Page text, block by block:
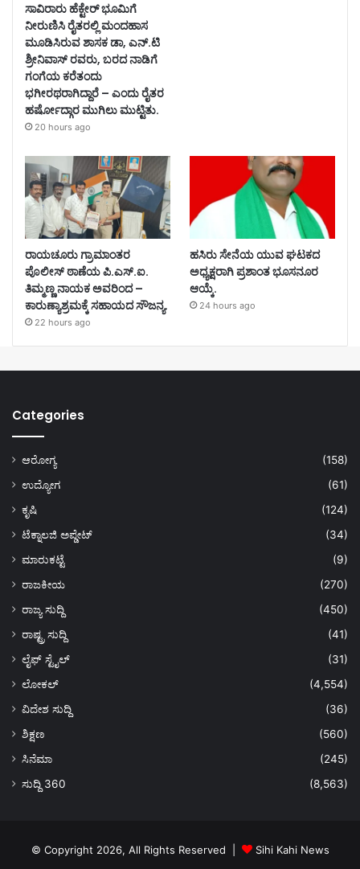
ಸಾವಿರಾರು ಹೆಕ್ಟೇರ್ ಭೂಮಿಗೆ
ನೀರುಣಿಸಿ ರೈತರಲ್ಲಿ ಮಂದಹಾಸ
ಮೂಡಿಸಿರುವ ಶಾಸಕ ಡಾ, ಎನ್.ಟಿ
ಶ್ರೀನಿವಾಸ್ ರವರು, ಬರದ ನಾಡಿಗೆ
ಗಂಗೆಯ ಕರೆತಂದು
ಭಗೀರಥರಾಗಿದ್ದಾರೆ – ಎಂದು ರೈತರ
ಹರ್ಷೋದ್ಗಾರ ಮುಗಿಲು ಮುಟ್ಟಿತು.
20 hours ago
ರಾಯಚೂರು ಗ್ರಾಮಾಂತರ
ಪೊಲೀಸ್ ಠಾಣೆಯ ಪಿ.ಎಸ್.ಐ.
ತಿಮ್ಮಣ್ಣ ನಾಯಕ ಅವರಿಂದ –
ಕಾರುಣ್ಯಾಶ್ರಮಕ್ಕೆ ಸಹಾಯದ ಸೌಜನ್ಯ.
22 hours ago
ಹಸಿರು ಸೇನೆಯ ಯುವ ಘಟಕದ
ಅಧ್ಯಕ್ಷರಾಗಿ ಪ್ರಶಾಂತ ಭೂಸನೂರ
ಆಯ್ಕೆ.
24 hours ago
Categories
ಆರೋಗ್ಯ
(158)
ಉದ್ಯೋಗ
(61)
ಕೃಷಿ
(124)
ಟೆಕ್ನಾಲಜಿ ಅಪ್ಡೇಟ್
(34)
ಮಾರುಕಟ್ಟೆ
(9)
ರಾಜಕೀಯ
(270)
ರಾಜ್ಯ ಸುದ್ದಿ
(450)
ರಾಷ್ಟ್ರ ಸುದ್ದಿ
(41)
ಲೈಫ್ ಸ್ಟೈಲ್
(31)
ಲೋಕಲ್
(4,554)
ವಿದೇಶ ಸುದ್ದಿ
(36)
ಶಿಕ್ಷಣ
(560)
ಸಿನೆಮಾ
(245)
ಸುದ್ದಿ 360
(8,563)
© Copyright 2026, All Rights Reserved |
Sihi Kahi News